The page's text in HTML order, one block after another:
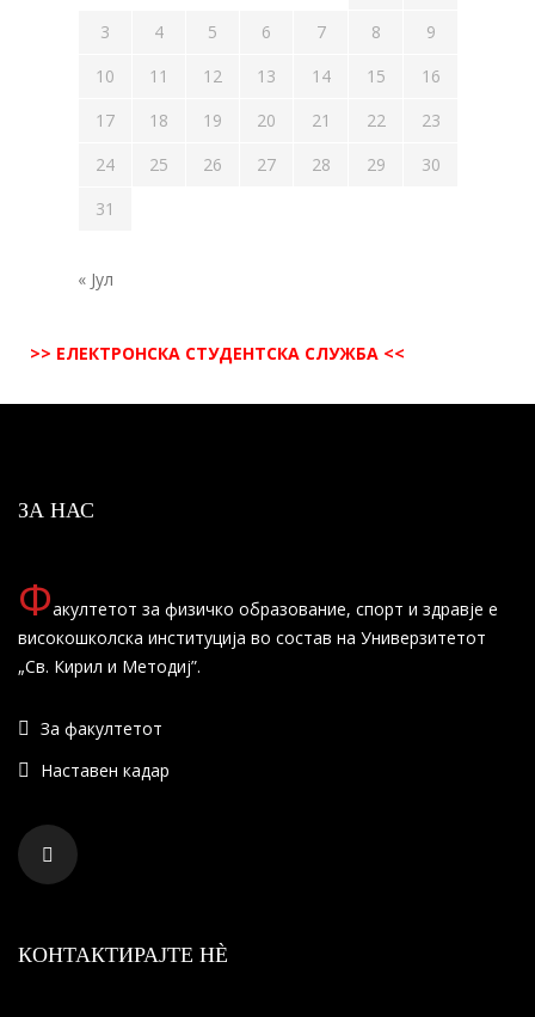
3
4 5 6 7 8
9
10
11 12 13 14 15
16
17
18 19 20 21 22
23
24
25 26 27 28 29
30
31
« Јул
>> ЕЛЕКТРОНСКА СТУДЕНТСКА СЛУЖБА <<
ЗА НАС
Факултетот за физичко образование, спорт и здравје е
високошколска институција во состав на Универзитетот
„Св. Кирил и Методиј”.
За факултетот
Наставен кадар
КОНТАКТИРАЈТЕ НÈ